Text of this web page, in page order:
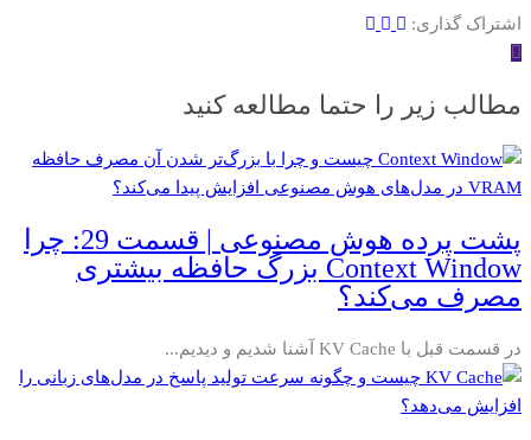
اشتراک گذاری:
مطالب زیر را حتما مطالعه کنید
پشت پرده هوش مصنوعی | قسمت 29: چرا
Context Window بزرگ حافظه بیشتری
مصرف می‌کند؟
در قسمت قبل با KV Cache آشنا شدیم و دیدیم...